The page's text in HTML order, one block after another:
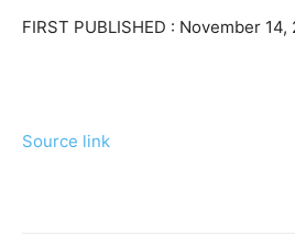
FIRST PUBLISHED : November 14,
Source link